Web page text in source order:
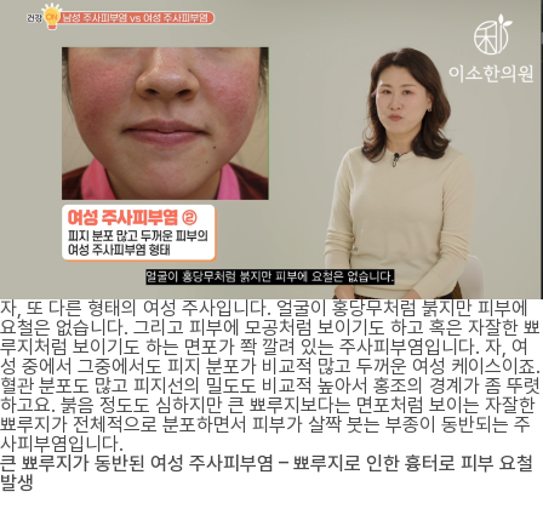
자, 또 다른 형태의 여성 주사입니다. 얼굴이 홍당무처럼 붉지만 피부에
요철은 없습니다. 그리고 피부에 모공처럼 보이기도 하고 혹은 자잘한 뾰
루지처럼 보이기도 하는 면포가 쫙 깔려 있는 주사피부염입니다. 자, 여
성 중에서 그중에서도 피지 분포가 비교적 많고 두꺼운 여성 케이스이죠.
혈관 분포도 많고 피지선의 밀도도 비교적 높아서 홍조의 경계가 좀 뚜렷
하고요. 붉음 정도도 심하지만 큰 뾰루지보다는 면포처럼 보이는 자잘한
뾰루지가 전체적으로 분포하면서 피부가 살짝 붓는 부종이 동반되는 주
사피부염입니다.
큰 뾰루지가 동반된 여성 주사피부염 – 뾰루지로 인한 흉터로 피부 요철
발생